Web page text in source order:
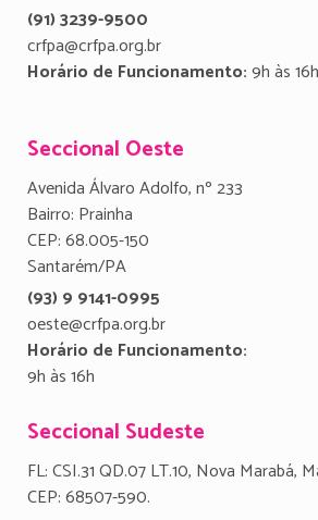
(91) 3239-9500
crfpa@crfpa.org.br
Horário de Funcionamento:9h às 16h
Seccional Oeste
Avenida Álvaro Adolfo, nº 233
Bairro: Prainha
CEP: 68.005-150
Santarém/PA
(93) 9 9141-0995
oeste@crfpa.org.br
Horário de Funcionamento:
9h às 16h
Seccional Sudeste
FL: CSI.31 QD.07 LT.10, Nova Marabá,
CEP: 68507-590.